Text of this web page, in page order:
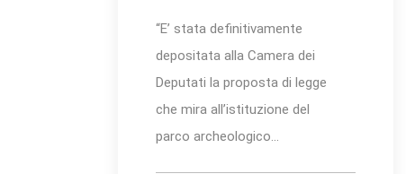
“E’ stata definitivamente
depositata alla Camera dei
Deputati la proposta di legge
che mira all’istituzione del
parco archeologico...